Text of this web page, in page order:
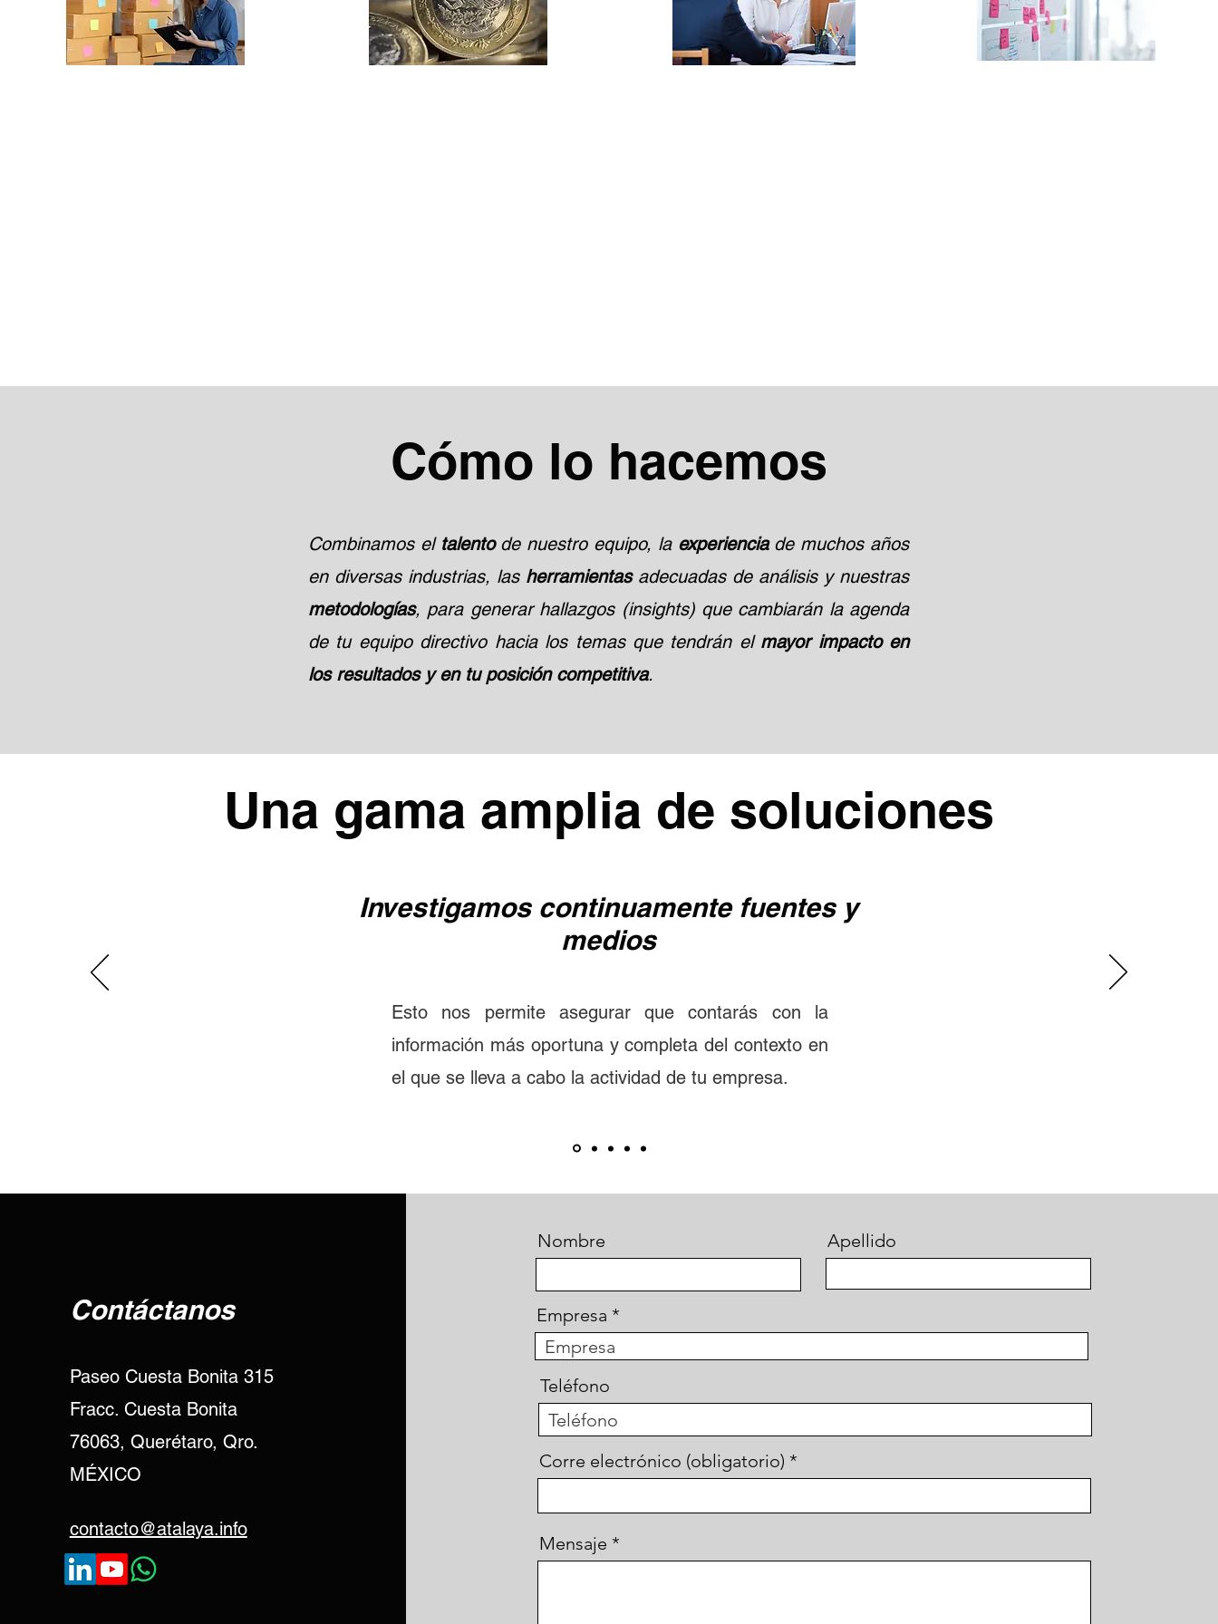
Cómo lo hacemos
Combinamos el talentode nuestro equipo, la experienciade muchos años
en diversas industrias, las herramientas adecuadas de análisis y nuestras
metodologías, para generar hallazgos (insights) que cambiarán la agenda
de tu equipo directivo hacia los temas que tendrán el mayor impacto en
los resultados y en tu posición competitiva.
Una gama amplia de soluciones
Investigamos continuamente fuentes y
medios
Esto nos permite asegurar que contarás con la
información más oportuna y completa del contexto en
el que se lleva a cabo la actividad de tu empresa.
Contáctanos
Paseo Cuesta Bonita 315
Fracc. Cuesta Bonita
76063, Querétaro, Qro.
MÉXICO
contacto@atalaya.info
Nombre Apellido
Empresa
Teléfono
Corre electrónico (obligatorio)
Mensaje